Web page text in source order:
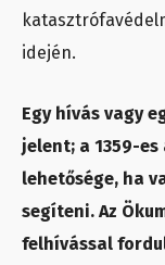
idején.
Egy hívás vagy
jelent; a 1359-
lehetősége, ha
segíteni. Az
felhívással